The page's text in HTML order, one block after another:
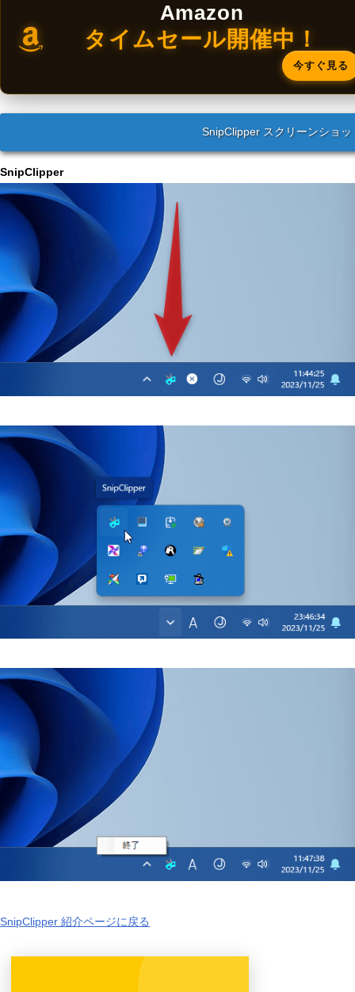
Amazon
タイムセール開催中！
今すぐ見る
SnipClipper スクリーンショッ
SnipClipper
SnipClipper 紹介ページに戻る